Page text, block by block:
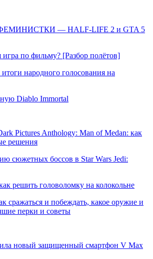
— HALF-LIFE 2 и GTA 5
по фильму? [Разбор полётов]
народного голосования на
Diablo Immortal
Pictures Anthology: Man of Medan: как
решения
сюжетных боссов в Star Wars Jedi:
решить головоломку на колокольне
сражаться и побеждать, какое оружие и
перки и советы
новый защищенный смартфон V Max